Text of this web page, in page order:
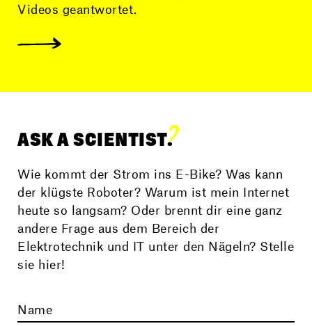
Videos geantwortet.
ASK A SCIENTIST.
Wie kommt der Strom ins E-Bike? Was kann
der klügste Roboter? Warum ist mein Internet
heute so langsam? Oder brennt dir eine ganz
andere Frage aus dem Bereich der
Elektrotechnik und IT unter den Nägeln? Stelle
sie hier!
Name